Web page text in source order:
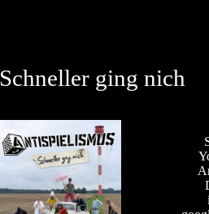
Schneller ging nich